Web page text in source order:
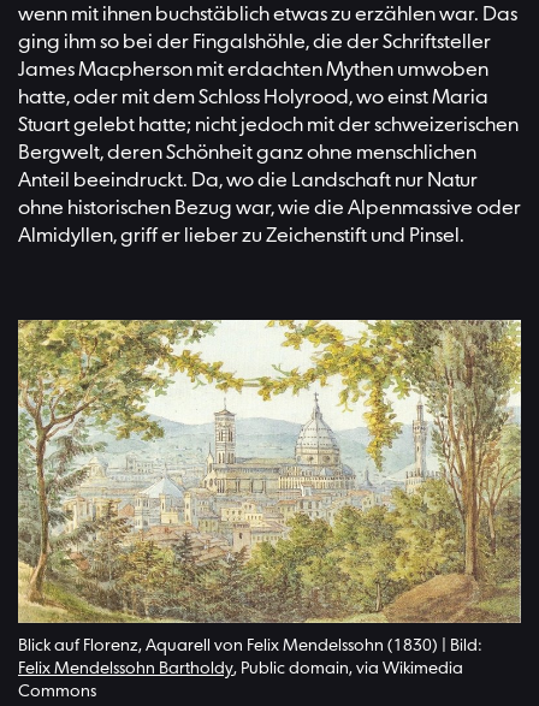
Blick auf Florenz, Aquarell von Felix Mendelssohn (1830) | Bild:
Felix Mendelssohn Bartholdy, Public domain, via Wikimedia
Commons
wenn mit ihnen buchstäblich etwas zu erzählen war. Das
ging ihm so bei der Fingalshöhle, die der Schriftsteller
James Macpherson mit erdachten Mythen umwoben
hatte, oder mit dem Schloss Holyrood, wo einst Maria
Stuart gelebt hatte; nicht jedoch mit der schweizerischen
Bergwelt, deren Schönheit ganz ohne menschlichen
Anteil beeindruckt. Da, wo die Landschaft nur Natur
ohne historischen Bezug war, wie die Alpenmassive oder
Almidyllen, griff er lieber zu Zeichenstift und Pinsel.